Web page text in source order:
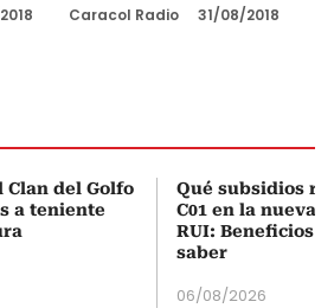
Caracol Radio 31/08/2018
Clan del Golfo
a teniente
Qué subsidios
C01 en la nueva
RUI: Beneficios
saber
06/08/2026